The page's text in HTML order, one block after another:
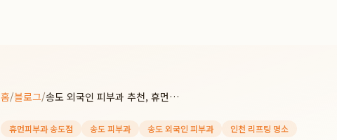
홈/블로그/ 송도 외국인 피부과 추천, 휴먼피부과 송도점의 글로벌 스탠다드 진료와 맞춤형 안티에이징
휴먼피부과 송도점 송도 피부과 송도 외국인 피부과 인천 리프팅 명소